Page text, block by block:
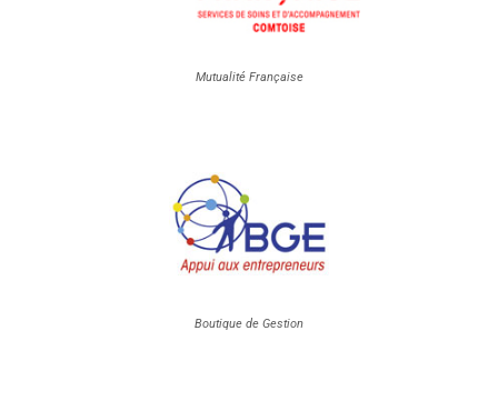
Mutualité Française
Boutique de Gestion